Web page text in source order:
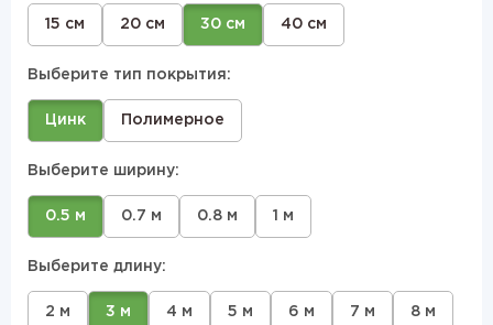
15 см 20 см 30 см 40 см
Выберите тип покрытия:
Цинк Полимерное
Выберите ширину:
0.5 м 0.7 м 0.8 м 1 м
Выберите длину:
2 м 3 м 4 м 5 м 6 м 7 м 8 м